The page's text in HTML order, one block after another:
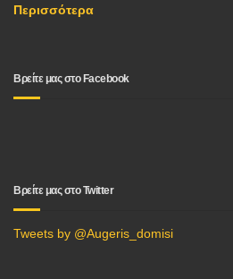
Περισσότερα
Βρείτε μας στο Facebook
Βρείτε μας στο Twitter
Tweets by @Augeris_domisi